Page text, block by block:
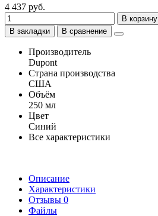
4 437 руб.
В корзину
В закладки
В сравнение
Производитель
Dupont
Страна производства
США
Объём
250 мл
Цвет
Синий
Все характеристики
Описание
Характеристики
Отзывы 0
Файлы